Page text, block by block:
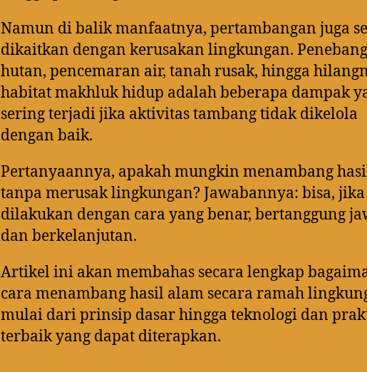
Namun di balik manfaatnya, pertambangan juga
dikaitkan dengan kerusakan lingkungan.
hutan, pencemaran air, tanah rusak, hingga
habitat makhluk hidup adalah beberapa dampak
sering terjadi jika aktivitas tambang tidak dikelola
dengan baik.
Pertanyaannya, apakah mungkin menambang
tanpa merusak lingkungan? Jawabannya: bisa, jika
dilakukan dengan cara yang benar, bertanggung
dan berkelanjutan.
Artikel ini akan membahas secara lengkap
cara menambang hasil alam secara ramah
mulai dari prinsip dasar hingga teknologi dan
terbaik yang dapat diterapkan.